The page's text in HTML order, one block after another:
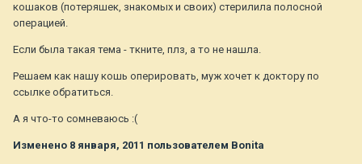
кошаков (потеряшек, знакомых и своих) стерилила полосной
операцией.
Если была такая тема - ткните, плз, а то не нашла.
Решаем как нашу кошь оперировать, муж хочет к доктору по
ссылке обратиться.
А я что-то сомневаюсь :(
Изменено 8 января, 2011 пользователем Bonita